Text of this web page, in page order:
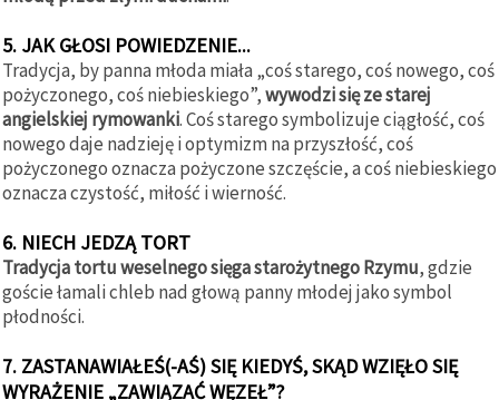
5. JAK GŁOSI POWIEDZENIE...
Tradycja, by panna młoda miała „coś starego, coś nowego, coś
pożyczonego, coś niebieskiego”,wywodzi się ze starej
angielskiej rymowanki. Coś starego symbolizuje ciągłość, coś
nowego daje nadzieję i optymizm na przyszłość, coś
pożyczonego oznacza pożyczone szczęście, a coś niebieskiego
oznacza czystość, miłość i wierność.
6. NIECH JEDZĄ TORT
Tradycja tortu weselnego sięga starożytnego Rzymu, gdzie
goście łamali chleb nad głową panny młodej jako symbol
płodności.
7. ZASTANAWIAŁEŚ(-AŚ) SIĘ KIEDYŚ, SKĄD WZIĘŁO SIĘ
WYRAŻENIE „ZAWIĄZAĆ WĘZEŁ”?